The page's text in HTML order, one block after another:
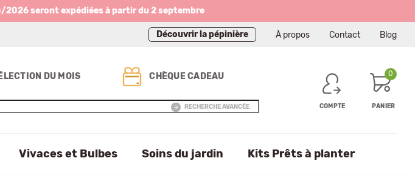
seront expédiées à partir du 2 septembre
Découvrir la pépinière À propos Contact Blog
DU MOIS CHÈQUE CADEAU
RECHERCHE AVANCÉE COMPTE
0
PANIER
Vivaces et Bulbes Soins du jardin Kits Prêts à planter